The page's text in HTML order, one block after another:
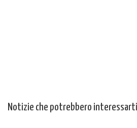
Notizie che potrebbero